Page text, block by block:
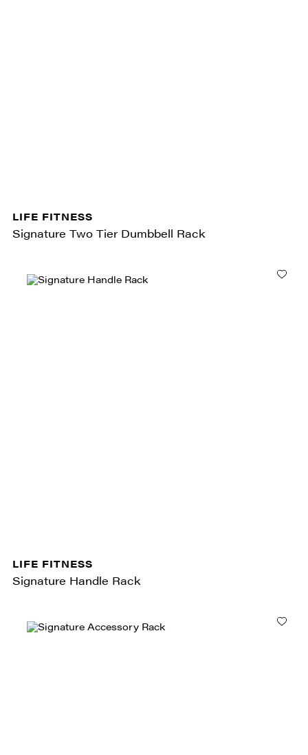
LIFE FITNESS
Signature Two Tier Dumbbell Rack
LIFE FITNESS
Signature Handle Rack